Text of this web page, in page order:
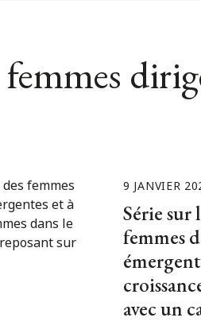
9 JANVIER
Série sur
femmes
avec un